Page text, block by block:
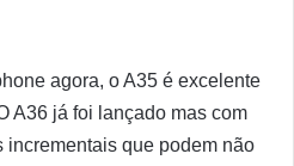
agora, o A35 é excelente
A36 já foi lançado mas com
incrementais que podem não